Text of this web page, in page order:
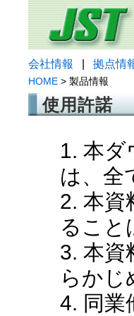
会社情報 拠点情
HOME > 製品情報
使用許諾
1. 本ダ
は、全
2. 本資
ること
3. 本資
らかじ
4. 同業